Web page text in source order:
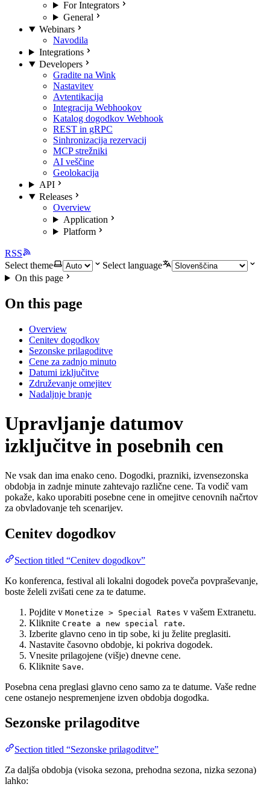
For Integrators
General
Webinars
Navodila
Integrations
Developers
Gradite na Wink
Nastavitev
Avtentikacija
Integracija Webhookov
Katalog dogodkov Webhook
REST in gRPC
Sinhronizacija rezervacij
MCP strežniki
AI veščine
Geolokacija
API
Releases
Overview
Application
Platform
RSS
Select theme
Select language
On this page
On this page
Overview
Cenitev dogodkov
Sezonske prilagoditve
Cene za zadnjo minuto
Datumi izključitve
Združevanje omejitev
Nadaljnje branje
Upravljanje datumov
izključitve in posebnih cen
Ne vsak dan ima enako ceno. Dogodki, prazniki, izvensezonska
obdobja in zadnje minute zahtevajo različne cene. Ta vodič vam
pokaže, kako uporabiti posebne cene in omejitve cenovnih načrtov
za obvladovanje teh scenarijev.
Cenitev dogodkov
Section titled “Cenitev dogodkov”
Ko konferenca, festival ali lokalni dogodek poveča povpraševanje,
boste želeli zvišati cene za te datume.
Pojdite v Monetize > Special Rates v vašem Extranetu.
Kliknite Create a new special rate.
Izberite glavno ceno in tip sobe, ki ju želite preglasiti.
Nastavite časovno obdobje, ki pokriva dogodek.
Vnesite prilagojene (višje) dnevne cene.
Kliknite Save.
Posebna cena preglasi glavno ceno samo za te datume. Vaše redne
cene ostanejo nespremenjene izven obdobja dogodka.
Sezonske prilagoditve
Section titled “Sezonske prilagoditve”
Za daljša obdobja (visoka sezona, prehodna sezona, nizka sezona)
lahko: